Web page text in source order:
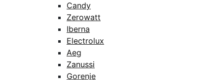
Candy
Zerowatt
Iberna
Electrolux
Aeg
Zanussi
Gorenje